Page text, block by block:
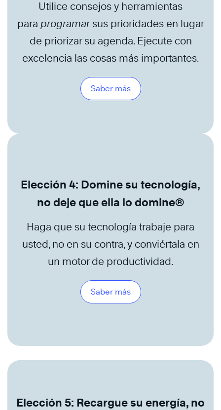
Utilice consejos y herramientas
para programarsus prioridades en lugar
de priorizar su agenda. Ejecute con
excelencia las cosas más importantes.
Saber más
Elección 4: Domine su tecnología,
no deje que ella lo domine®
Haga que su tecnología trabaje para
usted, no en su contra, y conviértala en
un motor de productividad.
Saber más
Elección 5: Recargue su energía, no